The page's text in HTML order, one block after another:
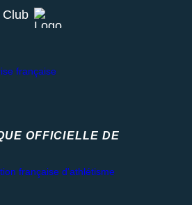
Club
OFFICIELLE DE